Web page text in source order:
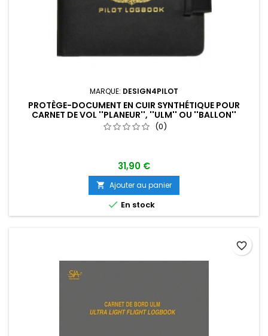
MARQUE: DESIGN4PILOT
PROTÈGE-DOCUMENT EN CUIR SYNTHÉTIQUE POUR
CARNET DE VOL ''PLANEUR'', ''ULM'' OU ''BALLON''
(0)
31,90 €
 Ajouter au panier
 En stock
favorite_border